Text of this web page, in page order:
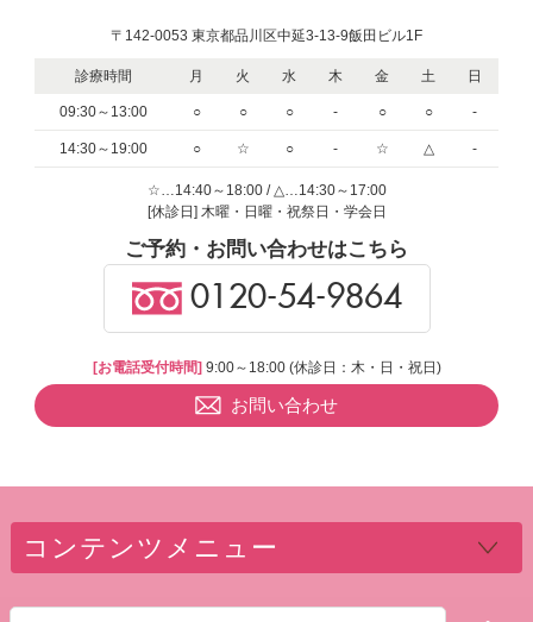
〒142-0053 東京都品川区中延3-13-9飯田ビル1F
診療時間 月 火 水 木 金 土 日
09:30～13:00 ○ ○ ○ - ○ ○ -
14:30～19:00 ○ ☆ ○ - ☆ △ -
☆…14:40～18:00 / △…14:30～17:00
[休診日] 木曜・日曜・祝祭日・学会日
ご予約・お問い合わせはこちら
0120-54-9864
[お電話受付時間] 9:00～18:00 (休診日：木・日・祝日)
お問い合わせ
コンテンツメニュー